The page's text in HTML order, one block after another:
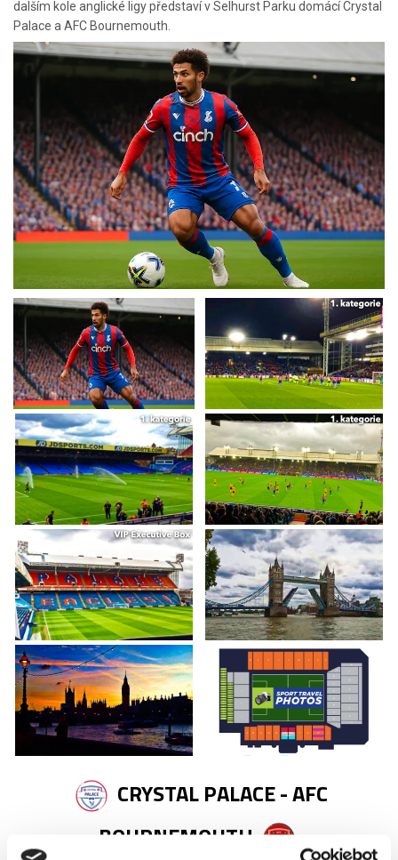
dalším kole anglické ligy představí v Selhurst Parku domácí Crystal
Palace a AFC Bournemouth.
CRYSTAL PALACE - AFC
BOURNEMOUTH